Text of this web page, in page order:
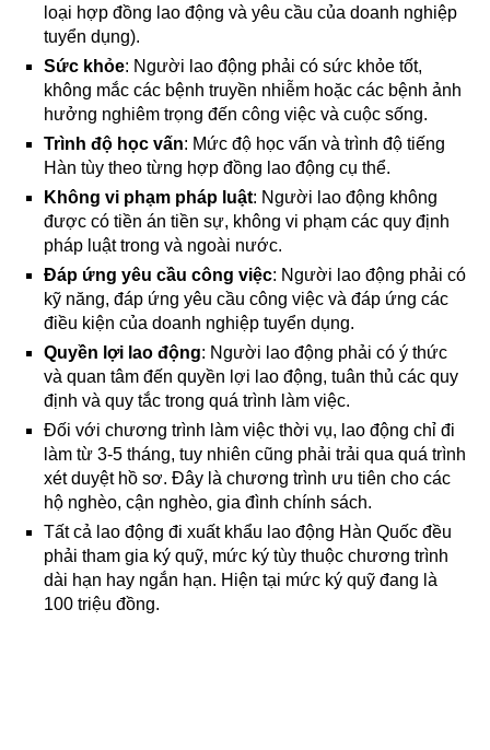
loại hợp đồng lao động và yêu cầu của doanh nghiệp
tuyển dụng).
Sức khỏe: Người lao động phải có sức khỏe tốt,
không mắc các bệnh truyền nhiễm hoặc các bệnh ảnh
hưởng nghiêm trọng đến công việc và cuộc sống.
Trình độ học vấn: Mức độ học vấn và trình độ tiếng
Hàn tùy theo từng hợp đồng lao động cụ thể.
Không vi phạm pháp luật: Người lao động không
được có tiền án tiền sự, không vi phạm các quy định
pháp luật trong và ngoài nước.
Đáp ứng yêu cầu công việc: Người lao động phải có
kỹ năng, đáp ứng yêu cầu công việc và đáp ứng các
điều kiện của doanh nghiệp tuyển dụng.
Quyền lợi lao động: Người lao động phải có ý thức
và quan tâm đến quyền lợi lao động, tuân thủ các quy
định và quy tắc trong quá trình làm việc.
Đối với chương trình làm việc thời vụ, lao động chỉ đi
làm từ 3-5 tháng, tuy nhiên cũng phải trải qua quá trình
xét duyệt hồ sơ. Đây là chương trình ưu tiên cho các
hộ nghèo, cận nghèo, gia đình chính sách.
Tất cả lao động đi xuất khẩu lao động Hàn Quốc đều
phải tham gia ký quỹ, mức ký tùy thuộc chương trình
dài hạn hay ngắn hạn. Hiện tại mức ký quỹ đang là
100 triệu đồng.